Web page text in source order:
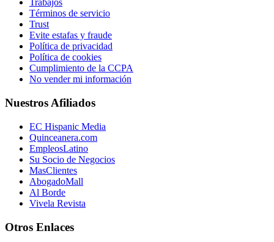
Trabajos
Términos de servicio
Trust
Evite estafas y fraude
Política de privacidad
Política de cookies
Cumplimiento de la CCPA
No vender mi información
Nuestros Afiliados
EC Hispanic Media
Quinceanera.com
EmpleosLatino
Su Socio de Negocios
MasClientes
AbogadoMall
Al Borde
Vivela Revista
Otros Enlaces